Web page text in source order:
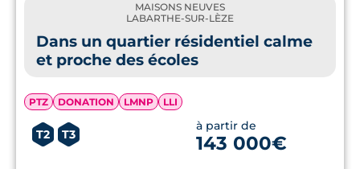
MAISONS NEUVES
LABARTHE-SUR-LÈZE
Dans un quartier résidentiel calme
et proche des écoles
PTZ DONATION LMNP LLI
T2 T3
à partir de
143 000€